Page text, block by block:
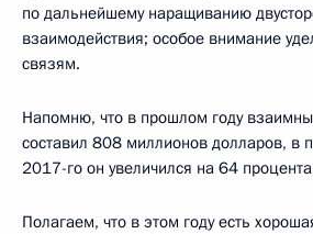
по дальнейшему наращиванию
взаимодействия; особое внимание
связям.
Напомню, что в прошлом году
составил 808 миллионов долларов, в
2017-го он увеличился на 64
Полагаем, что в этом году есть